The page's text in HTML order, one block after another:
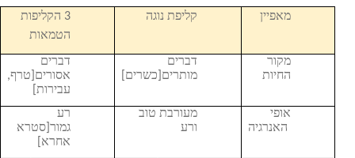
מאפיין קליפת נוגה
3 הקליפות
הטמאות
מקור
החיות
דברים
מותרים[כשרים]
דברים
אסורים[טרף,
עבירות]
אופי
האנרגיה
מעורבת טוב
ורע
רע
גמור[סטרא
אחרא]